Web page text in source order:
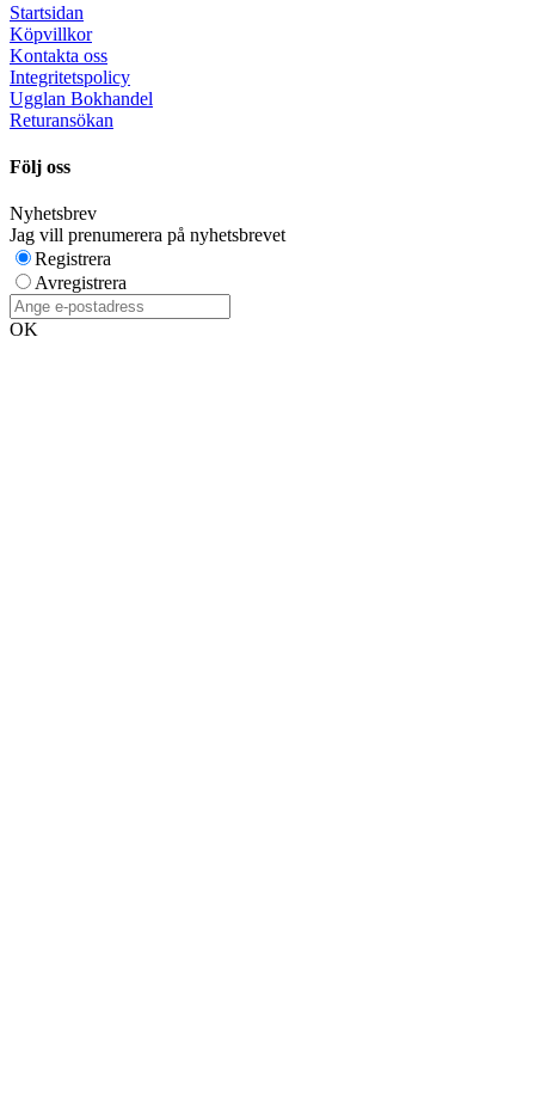
Startsidan
Köpvillkor
Kontakta oss
Integritetspolicy
Ugglan Bokhandel
Returansökan
Följ oss
Nyhetsbrev
Jag vill prenumerera på nyhetsbrevet
Registrera
Avregistrera
OK